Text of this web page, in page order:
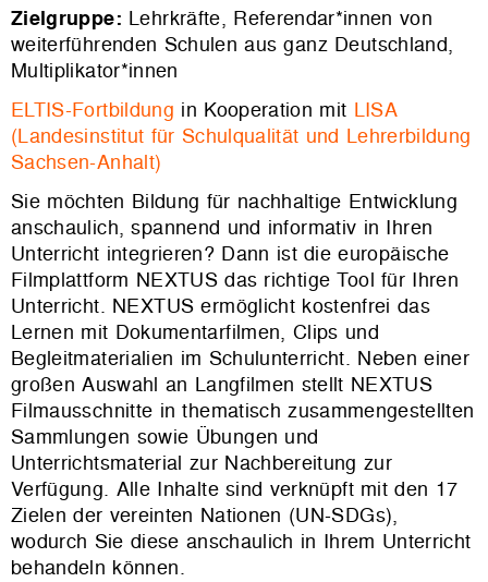
Zielgruppe: Lehrkräfte, Referendar*innen von
weiterführenden Schulen aus ganz Deutschland,
Multiplikator*innen
ELTIS-Fortbildung in Kooperation mit LISA
(Landesinstitut für Schulqualität und Lehrerbildung
Sachsen-Anhalt)
Sie möchten Bildung für nachhaltige Entwicklung
anschaulich, spannend und informativ in Ihren
Unterricht integrieren? Dann ist die europäische
Filmplattform NEXTUS das richtige Tool für Ihren
Unterricht. NEXTUS ermöglicht kostenfrei das
Lernen mit Dokumentarfilmen, Clips und
Begleitmaterialien im Schulunterricht. Neben einer
großen Auswahl an Langfilmen stellt NEXTUS
Filmausschnitte in thematisch zusammengestellten
Sammlungen sowie Übungen und
Unterrichtsmaterial zur Nachbereitung zur
Verfügung. Alle Inhalte sind verknüpft mit den 17
Zielen der vereinten Nationen (UN-SDGs),
wodurch Sie diese anschaulich in Ihrem Unterricht
behandeln können.